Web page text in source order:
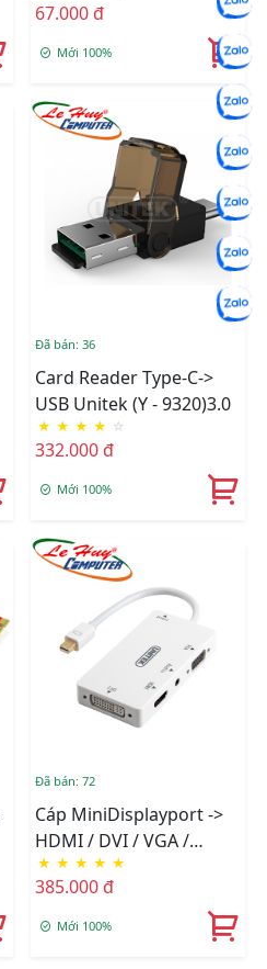
67.000 đ
Mới 100%
Đã bán: 36
Card Reader Type-C->
USB Unitek (Y - 9320)3.0
★ ★ ★ ★ ☆
332.000 đ
Mới 100%
Đã bán: 72
Cáp MiniDisplayport ->
HDMI / DVI / VGA /
Audio Unitek (Y - 6354)
★ ★ ★ ★ ★
385.000 đ
Mới 100%